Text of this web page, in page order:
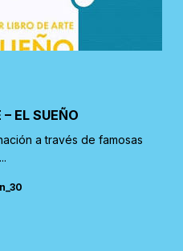
– EL SUEÑO
a través de famosas